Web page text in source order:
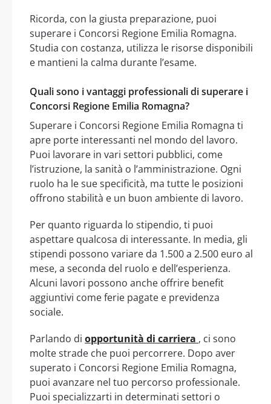
Ricorda, con la giusta preparazione, puoi
superare i Concorsi Regione Emilia Romagna.
Studia con costanza, utilizza le risorse disponibili
e mantieni la calma durante l’esame.
Quali sono i vantaggi professionali di superare i
Concorsi Regione Emilia Romagna?
Superare i Concorsi Regione Emilia Romagna ti
apre porte interessanti nel mondo del lavoro.
Puoi lavorare in vari settori pubblici, come
l’istruzione, la sanità o l’amministrazione. Ogni
ruolo ha le sue specificità, ma tutte le posizioni
offrono stabilità e un buon ambiente di lavoro.
Per quanto riguarda lo stipendio, ti puoi
aspettare qualcosa di interessante. In media, gli
stipendi possono variare da 1.500 a 2.500 euro al
mese, a seconda del ruolo e dell’esperienza.
Alcuni lavori possono anche offrire benefit
aggiuntivi come ferie pagate e previdenza
sociale.
Parlando di opportunità di carriera , ci sono
molte strade che puoi percorrere. Dopo aver
superato i Concorsi Regione Emilia Romagna,
puoi avanzare nel tuo percorso professionale.
Puoi specializzarti in determinati settori o